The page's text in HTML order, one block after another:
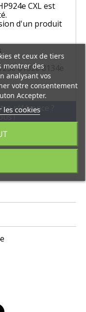
CXL est
d'un produit
8132e 8134e
référence ?
!
et ceux de tiers
montrer des
analysant vos
votre consentement
Accepter.
les cookies